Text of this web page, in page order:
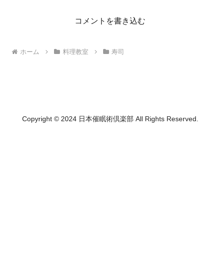
コメントを書き込む
ホーム 料理教室 寿司
Copyright © 2024 日本催眠術倶楽部 All Rights Reserved.